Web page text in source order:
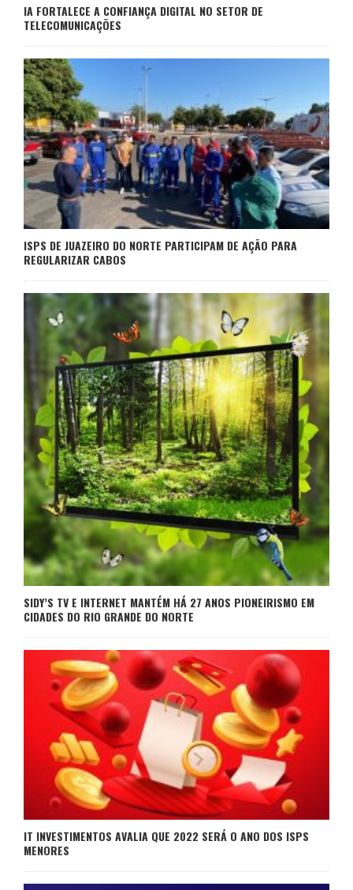
IA FORTALECE A CONFIANÇA DIGITAL NO SETOR DE
TELECOMUNICAÇÕES
ISPS DE JUAZEIRO DO NORTE PARTICIPAM DE AÇÃO PARA
REGULARIZAR CABOS
SIDY’S TV E INTERNET MANTÉM HÁ 27 ANOS PIONEIRISMO EM
CIDADES DO RIO GRANDE DO NORTE
IT INVESTIMENTOS AVALIA QUE 2022 SERÁ O ANO DOS ISPS
MENORES